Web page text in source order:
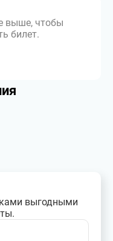
выше, чтобы
билет.
выгодными